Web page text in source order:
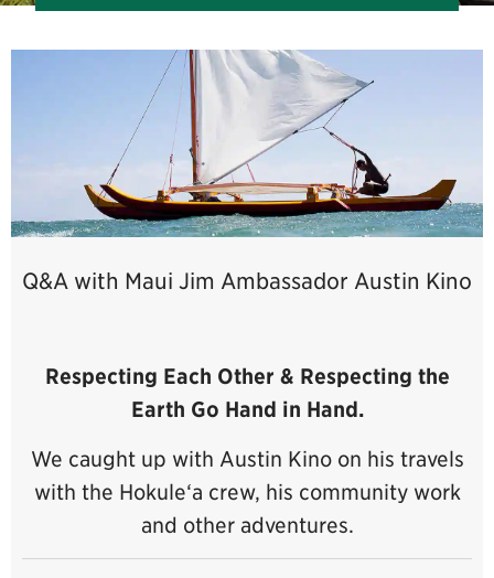
Q&A with Maui Jim Ambassador Austin Kino
Respecting Each Other & Respecting the
Earth Go Hand in Hand.
We caught up with Austin Kino on his travels
with the Hokule‘a crew, his community work
and other adventures.